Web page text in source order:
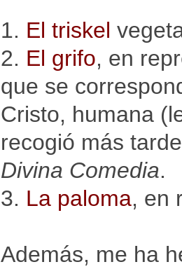
1. El triskel
2. El grifo, en
que se
Cristo, humana
recogió más
Divina Comedia.
3. La paloma, en
Además, me ha